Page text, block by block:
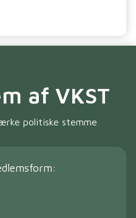
af VKST
politiske stemme